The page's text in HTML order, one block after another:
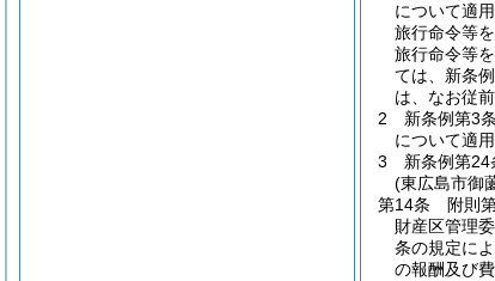
について適
旅行命令等
旅行命令等
ては、新条
は、なお従
2
新条例第3
について適
3
新条例第24
(東広島市御
第14条
附則
財産区管理
条の規定に
の報酬及び